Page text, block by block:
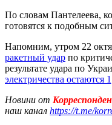
По словам Пантелеева,
готовятся к подобным
Напомним, утром 22
ракетный удар по
результате удара по
электричества остаются
Новини от
наш канал https://t.me/